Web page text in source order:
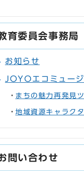
育委員会事務
お知らせ
JOYOエコミュー
まちの魅力再発見
地域資源キャラク
問い合わせ